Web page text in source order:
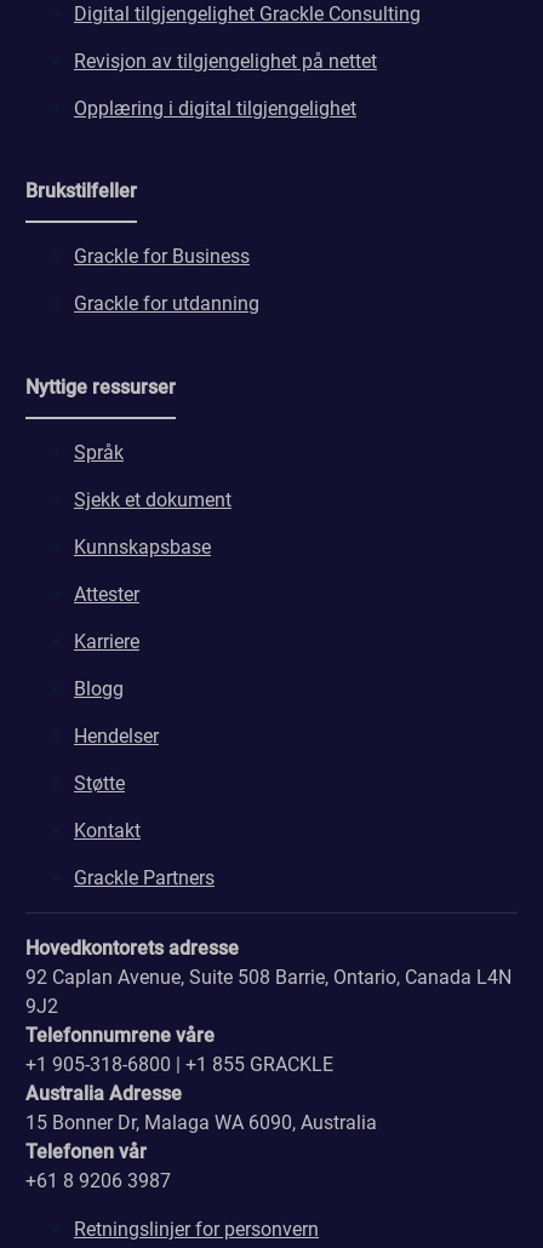
Digital tilgjengelighet Grackle Consulting
Revisjon av tilgjengelighet på nettet
Opplæring i digital tilgjengelighet
Brukstilfeller
Grackle for Business
Grackle for utdanning
Nyttige ressurser
Språk
Sjekk et dokument
Kunnskapsbase
Attester
Karriere
Blogg
Hendelser
Støtte
Kontakt
Grackle Partners
Hovedkontorets adresse
92 Caplan Avenue, Suite 508 Barrie, Ontario, Canada L4N
9J2
Telefonnumrene våre
+1 905-318-6800 | +1 855 GRACKLE
Australia Adresse
15 Bonner Dr, Malaga WA 6090, Australia
Telefonen vår
+61 8 9206 3987
Retningslinjer for personvern